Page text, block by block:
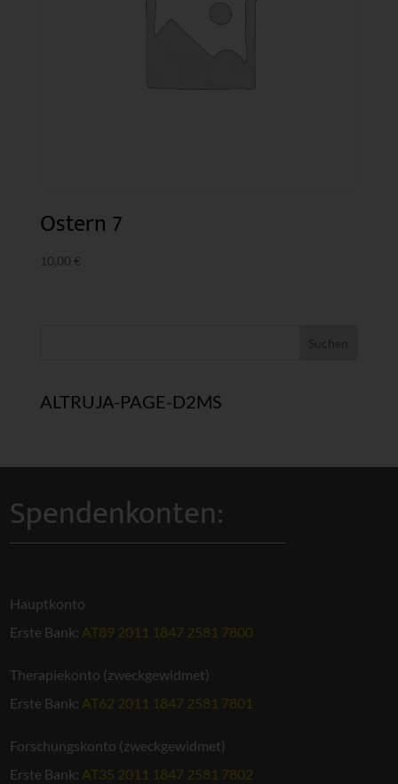
Ostern 7
10,00 €
ALTRUJA-PAGE-D2MS
Spendenkonten:
Hauptkonto
Erste Bank: AT89 2011 1847 2581 7800
Therapiekonto (zweckgewidmet)
Erste Bank: AT62 2011 1847 2581 7801
Forschungskonto (zweckgewidmet)
Erste Bank: AT35 2011 1847 2581 7802